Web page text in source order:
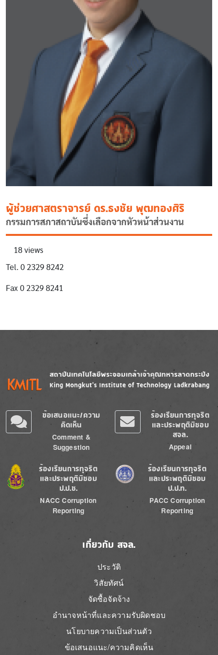
ผู้ช่วยศาสตราจารย์ ดร.ธงชัย พุฒทองศิริ
กรรมการสภาสถาบันซึ่งเลือกจากหัวหน้าส่วนงาน
18 views
Tel. 0 2329 8242
Fax 0 2329 8241
Image
ข้อเสนอแนะ/ความ
คิดเห็น
Comment &
Suggestion
ร้องเรียนการทุจริต
และประพฤติมิชอบ
สจล.
Appeal
Image
ร้องเรียนการทุจริต
และประพฤติมิชอบ
ป.ป.ช.
NACC Corruption
Reporting
Image
ร้องเรียนการทุจริต
และประพฤติมิชอบ
ป.ป.ท.
PACC Corruption
Reporting
เกี่ยวกับ สจล.
ประวัติ
วิสัยทัศน์
จัดซื้อจัดจ้าง
อำนาจหน้าที่และความรับผิดชอบ
นโยบายความเป็นส่วนตัว
ข้อเสนอแนะ/ความคิดเห็น